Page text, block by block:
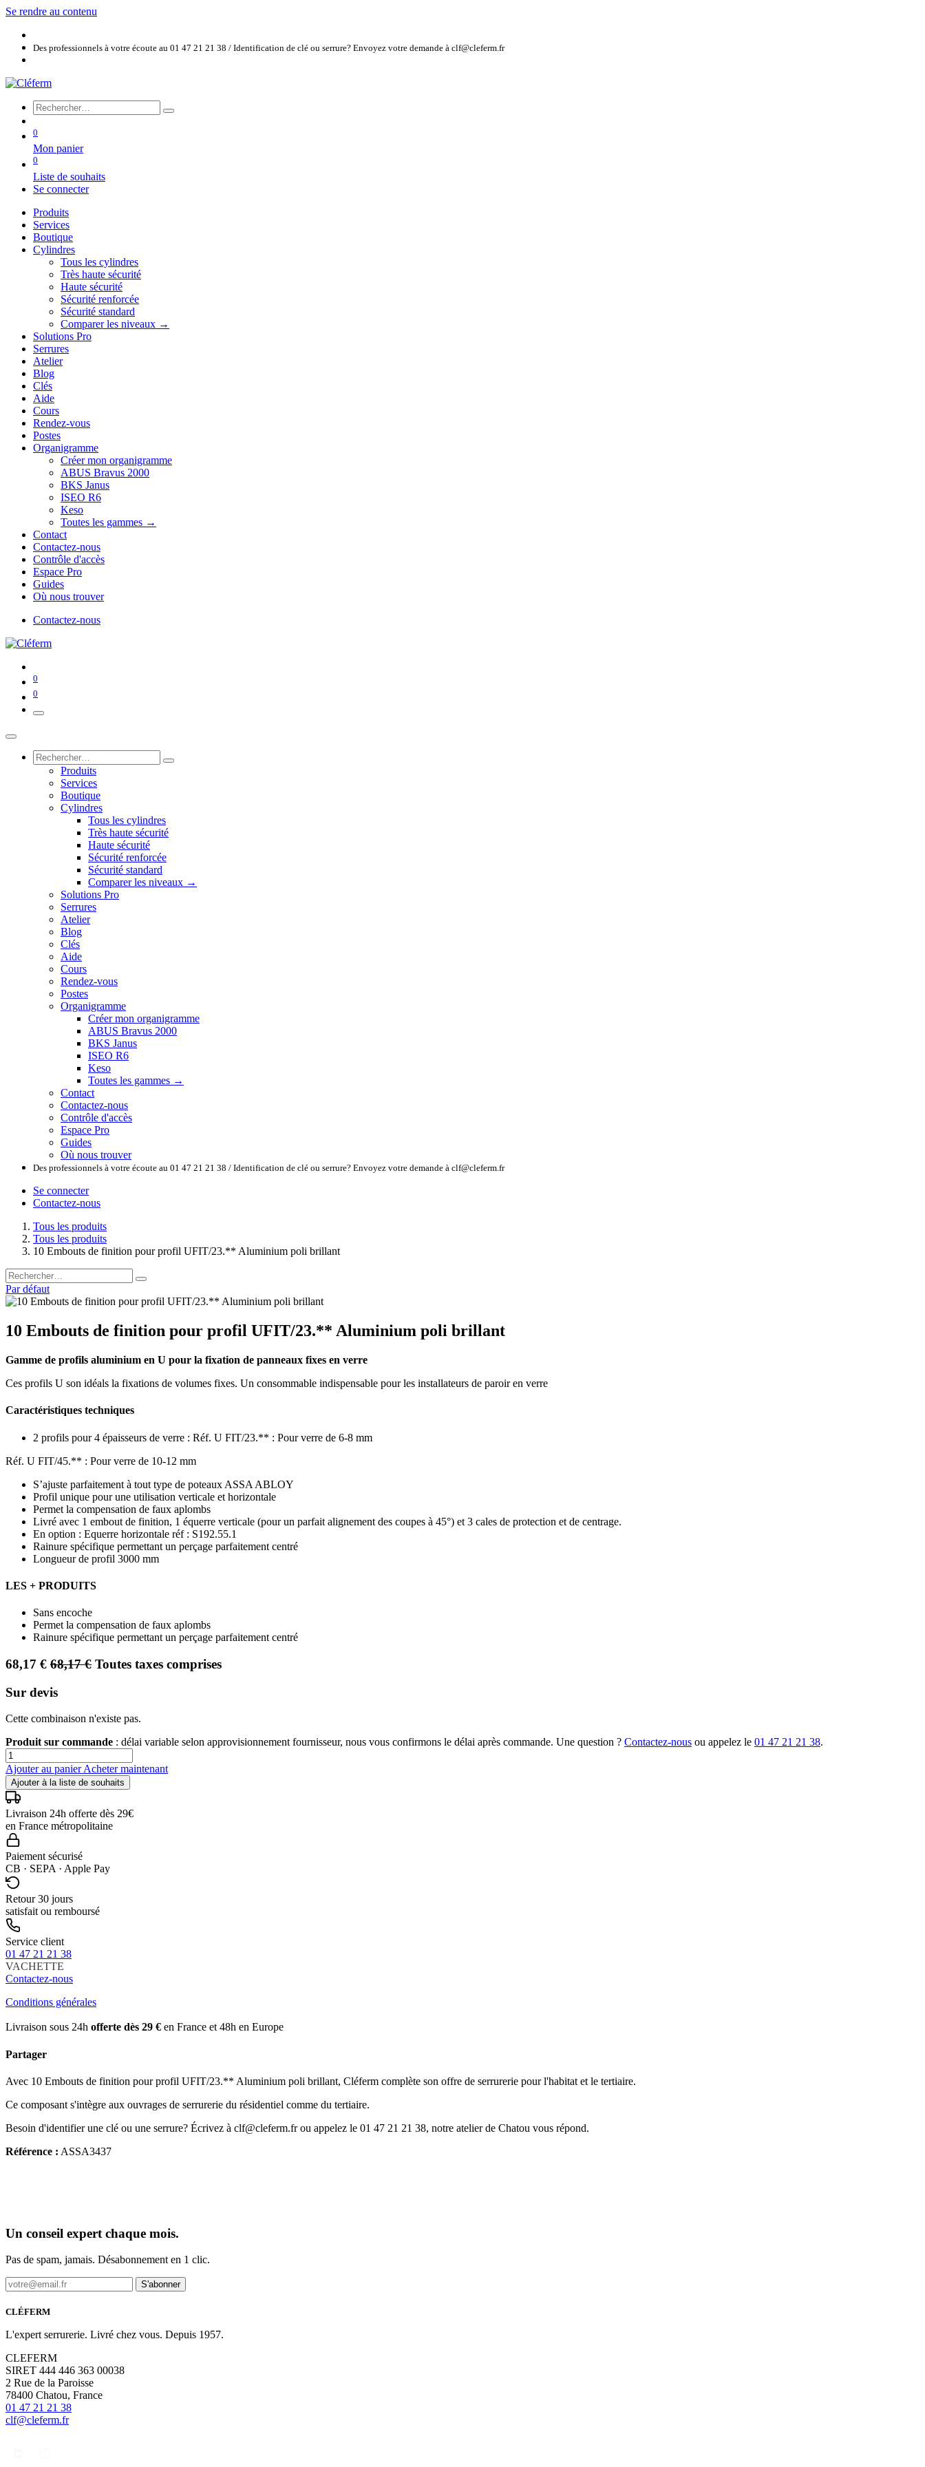
Se rendre au contenu
Des professionnels à votre écoute au 01 47 21 21 38 / Identification de clé ou serrure? Envoyez votre demande à clf@cleferm.fr
0
Mon panier
0
Liste de souhaits
Se connecter
Produits
Services
Boutique
Cylindres
Tous les cylindres
Très haute sécurité
Haute sécurité
Sécurité renforcée
Sécurité standard
Comparer les niveaux →
Solutions Pro
Serrures
Atelier
Blog
Clés
Aide
Cours
Rendez-vous
Postes
Organigramme
Créer mon organigramme
ABUS Bravus 2000
BKS Janus
ISEO R6
Keso
Toutes les gammes →
Contact
Contactez-nous
Contrôle d'accès
Espace Pro
Guides
Où nous trouver
Contactez-nous
0
0
Produits
Services
Boutique
Cylindres
Tous les cylindres
Très haute sécurité
Haute sécurité
Sécurité renforcée
Sécurité standard
Comparer les niveaux →
Solutions Pro
Serrures
Atelier
Blog
Clés
Aide
Cours
Rendez-vous
Postes
Organigramme
Créer mon organigramme
ABUS Bravus 2000
BKS Janus
ISEO R6
Keso
Toutes les gammes →
Contact
Contactez-nous
Contrôle d'accès
Espace Pro
Guides
Où nous trouver
Des professionnels à votre écoute au 01 47 21 21 38 / Identification de clé ou serrure? Envoyez votre demande à clf@cleferm.fr
Se connecter
Contactez-nous
Tous les produits
Tous les produits
10 Embouts de finition pour profil UFIT/23.** Aluminium poli brillant
Par défaut
10 Embouts de finition pour profil UFIT/23.** Aluminium poli brillant
Gamme de profils aluminium en U pour la fixation de panneaux fixes en verre
Ces profils U son idéals la fixations de volumes fixes. Un consommable indispensable pour les installateurs de paroir en verre
Caractéristiques techniques
2 profils pour 4 épaisseurs de verre : Réf. U FIT/23.** : Pour verre de 6-8 mm
Réf. U FIT/45.** : Pour verre de 10-12 mm
S’ajuste parfaitement à tout type de poteaux ASSA ABLOY
Profil unique pour une utilisation verticale et horizontale
Permet la compensation de faux aplombs
Livré avec 1 embout de finition, 1 équerre verticale (pour un parfait alignement des coupes à 45°) et 3 cales de protection et de centrage.
En option : Equerre horizontale réf : S192.55.1
Rainure spécifique permettant un perçage parfaitement centré
Longueur de profil 3000 mm
LES + PRODUITS
Sans encoche
Permet la compensation de faux aplombs
Rainure spécifique permettant un perçage parfaitement centré
68,17 € 68,17€ Toutes taxes comprises
Sur devis
Cette combinaison n'existe pas.
Produit sur commande : délai variable selon approvisionnement fournisseur, nous vous confirmons le délai après commande. Une question ? Contactez-nous ou appelez le 01 47 21 21 38.
Ajouter au panierAcheter maintenant
Ajouter à la liste de souhaits
Livraison 24h offerte dès 29€
en France métropolitaine
Paiement sécurisé
CB · SEPA · Apple Pay
Retour 30 jours
satisfait ou remboursé
Service client
01 47 21 21 38
VACHETTE
Contactez-nous
Conditions générales
Livraison sous 24h offerte dès 29 € en France et 48h en Europe
Partager
Avec 10 Embouts de finition pour profil UFIT/23.** Aluminium poli brillant, Cléferm complète son offre de serrurerie pour l'habitat et le tertiaire.
Ce composant s'intègre aux ouvrages de serrurerie du résidentiel comme du tertiaire.
Besoin d'identifier une clé ou une serrure? Écrivez à clf@cleferm.fr ou appelez le 01 47 21 21 38, notre atelier de Chatou vous répond.
Référence : ASSA3437
Un conseil expert chaque mois.
Pas de spam, jamais. Désabonnement en 1 clic.
S'abonner
CLÉFERM
L'expert serrurerie. Livré chez vous. Depuis 1957.
CLEFERM
SIRET 444 446 363 00038
2 Rue de la Paroisse
78400 Chatou, France
01 47 21 21 38
clf@cleferm.fr